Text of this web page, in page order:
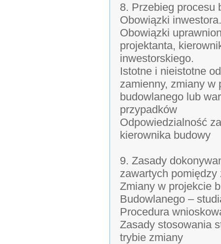
8. Przebieg procesu
Obowiązki inwestora.
Obowiązki
projektanta,
inwestorskiego.
Istotne i nieistotne
zamienny, zmiany w
budowlanego lub
przypadków
Odpowiedzialność
kierownika budowy
9. Zasady
zawartych
Zmiany w projekcie
Budowlanego –
Procedura
Zasady stosowania
trybie zmiany